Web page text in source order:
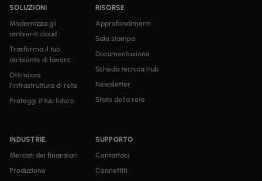
SOLUZIONI
Modernizza gli
ambienti cloud
Trasforma il tuo
ambiente di lavoro
Ottimizza
l'infrastruttura di rete
Proteggi il tuo futuro
INDUSTRIE
Mercati dei finanziari
Produzione
RISORSE
Approfondimenti
Sala stampa
Documentazione
Scheda tecnica Hub
Newsletter
Stato della rete
SUPPORTO
Contattaci
Connettiti